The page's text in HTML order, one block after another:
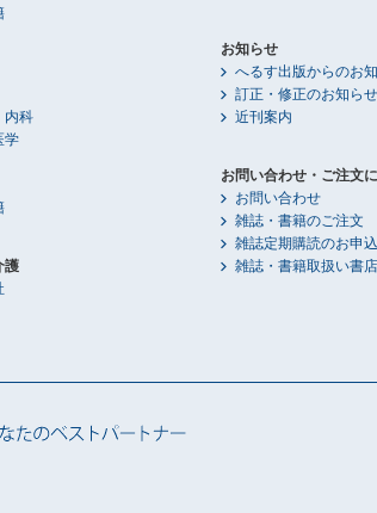
内科
学
護
お知らせ
へるす出版からのお
訂正・修正のお知らせ
近刊案内
お問い合わせ・ご注文
お問い合わせ
雑誌・書籍のご注文
雑誌定期購読のお申
雑誌・書籍取扱い書店